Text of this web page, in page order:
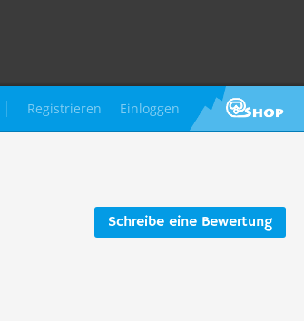
Registrieren Einloggen
Schreibe eine Bewertung